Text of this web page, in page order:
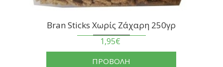
Bran Sticks Χωρίς Ζάχαρη 250γρ
1,95€
ΠΡΟΒΟΛΗ